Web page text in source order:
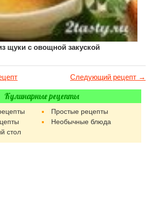
щуки с овощной закуской
Следующий рецепт →
Кулинарные рецепты
Простые рецепты
Необычные блюда
стол